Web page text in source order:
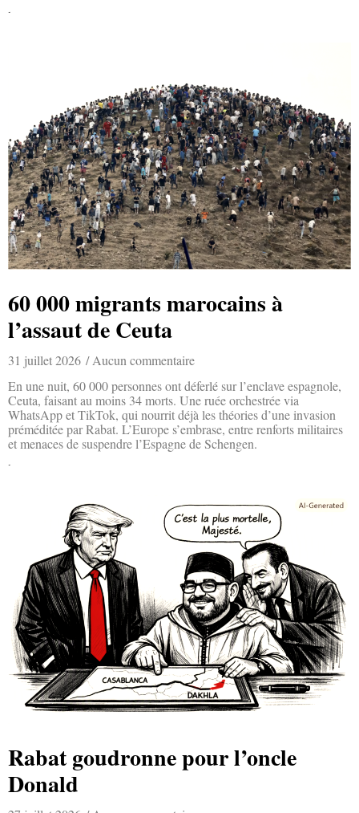
60 000 migrants marocains à
l’assaut de Ceuta
31 juillet 2026
Aucun commentaire
En une nuit, 60 000 personnes ont déferlé sur l’enclave espagnole,
Ceuta, faisant au moins 34 morts. Une ruée orchestrée via
WhatsApp et TikTok, qui nourrit déjà les théories d’une invasion
préméditée par Rabat. L’Europe s’embrase, entre renforts militaires
et menaces de suspendre l’Espagne de Schengen.
Rabat goudronne pour l’oncle
Donald